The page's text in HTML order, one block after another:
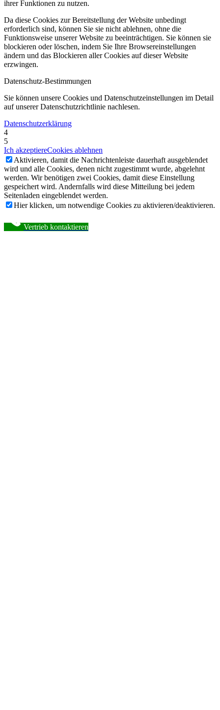
ihrer Funktionen zu nutzen.
Da diese Cookies zur Bereitstellung der Website unbedingt
erforderlich sind, können Sie sie nicht ablehnen, ohne die
Funktionsweise unserer Website zu beeinträchtigen. Sie können sie
blockieren oder löschen, indem Sie Ihre Browsereinstellungen
ändern und das Blockieren aller Cookies auf dieser Website
erzwingen.
Datenschutz-Bestimmungen
Sie können unsere Cookies und Datenschutzeinstellungen im Detail
auf unserer Datenschutzrichtlinie nachlesen.
Datenschutzerklärung
4
5
Ich akzeptiereCookies ablehnen
Aktivieren, damit die Nachrichtenleiste dauerhaft ausgeblendet
wird und alle Cookies, denen nicht zugestimmt wurde, abgelehnt
werden. Wir benötigen zwei Cookies, damit diese Einstellung
gespeichert wird. Andernfalls wird diese Mitteilung bei jedem
Seitenladen eingeblendet werden.
Hier klicken, um notwendige Cookies zu aktivieren/deaktivieren.
Vertrieb kontaktieren